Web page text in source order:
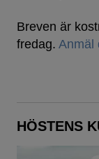
Breven är
fredag. Anmäl
HÖSTENS